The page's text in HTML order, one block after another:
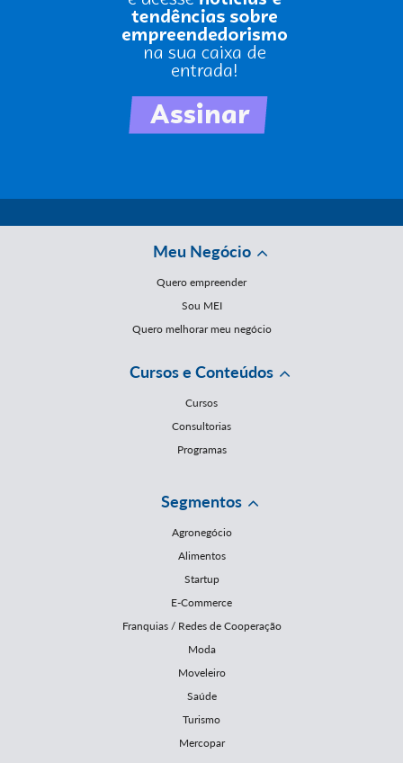
Meu Negócio
Quero empreender
Sou MEI
Quero melhorar meu negócio
Cursos e Conteúdos
Cursos
Consultorias
Programas
Segmentos
Agronegócio
Alimentos
Startup
E-Commerce
Franquias / Redes de Cooperação
Moda
Moveleiro
Saúde
Turismo
Mercopar